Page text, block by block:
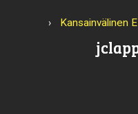
Kansainvälinen